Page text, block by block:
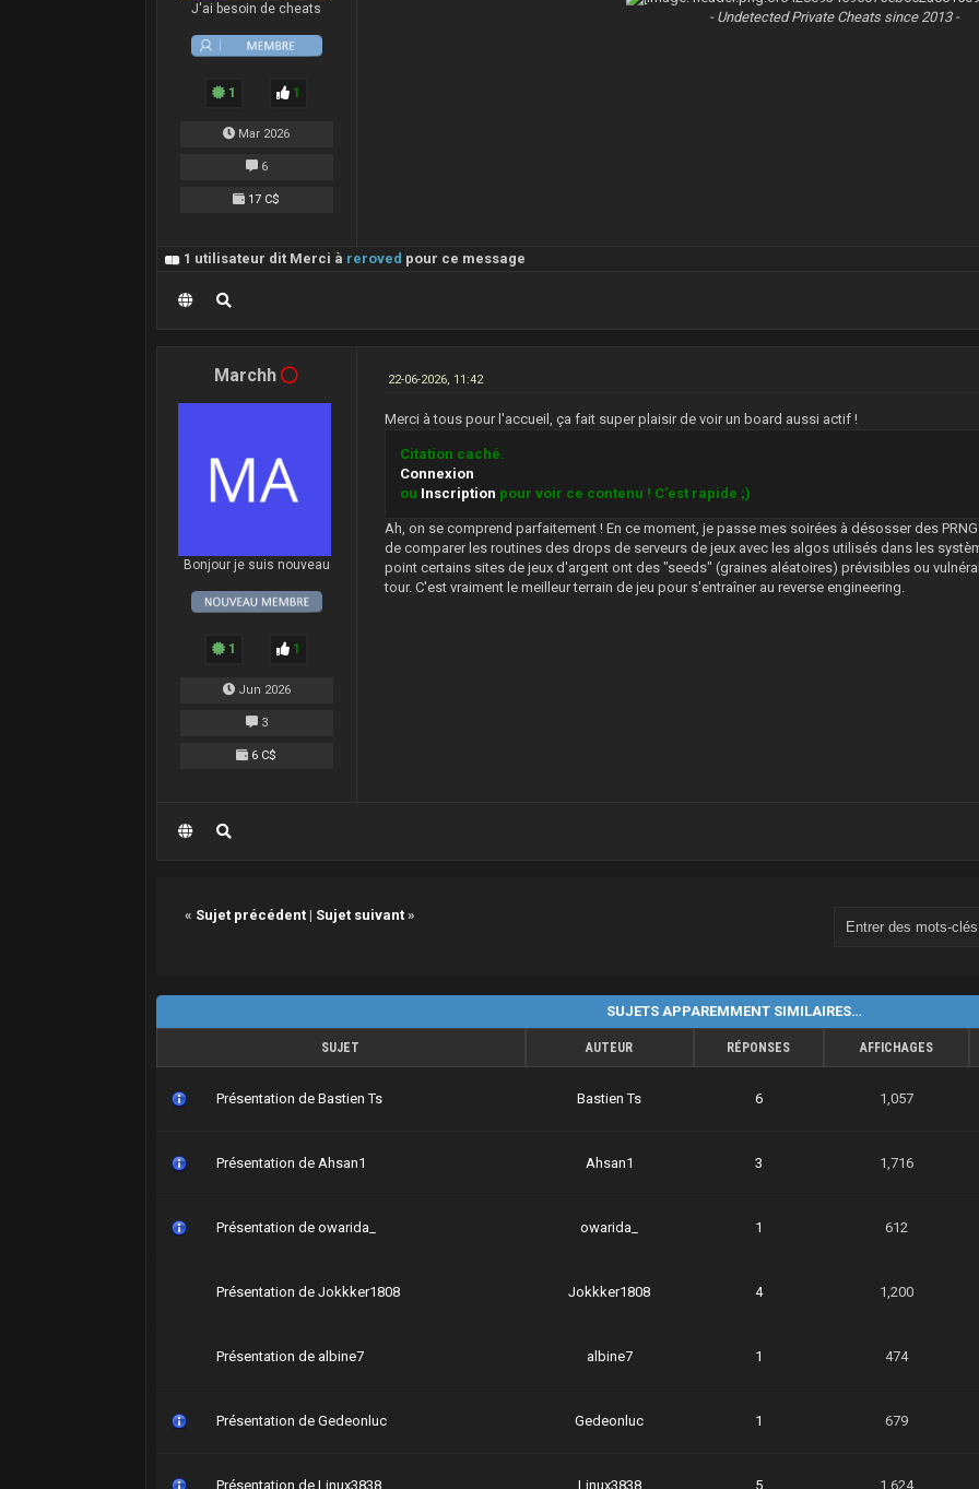
J'ai besoin de cheats
1 1
Mar 2026
6
17 C$
- Undetected Private Cheats since 2013 -
1 utilisateur dit Merci à reroved pour ce message
Marchh
Bonjour je suis nouveau
1 1
Jun 2026
3
6 C$
22-06-2026, 11:42
Merci à tous pour l'accueil, ça fait super plaisir de voir un board aussi actif !
Citation caché.
Connexion
ou Inscription pour voir ce contenu ! C'est rapide ;)
Ah, on se comprend parfaitement ! En ce moment, je passe mes soirées à désosser des
de comparer les routines des drops de serveurs de jeux avec les algos utilisés dans les
point certains sites de jeux d'argent ont des "seeds" (graines aléatoires) prévisibles ou
tour. C'est vraiment le meilleur terrain de jeu pour s'entraîner au reverse engineering.
« Sujet précédent| Sujet suivant»
SUJETS APPAREMMENT SIMILAIRES…
SUJET AUTEUR RÉPONSES AFFICHAGES
Présentation de Bastien Ts Bastien Ts 6 1,057
Présentation de Ahsan1 Ahsan1 3 1,716
Présentation de owarida_ owarida_ 1 612
Présentation de Jokkker1808 Jokkker1808 4 1,200
Présentation de albine7 albine7 1 474
Présentation de Gedeonluc Gedeonluc 1 679
Présentation de Linux3838 Linux3838 5 1,624